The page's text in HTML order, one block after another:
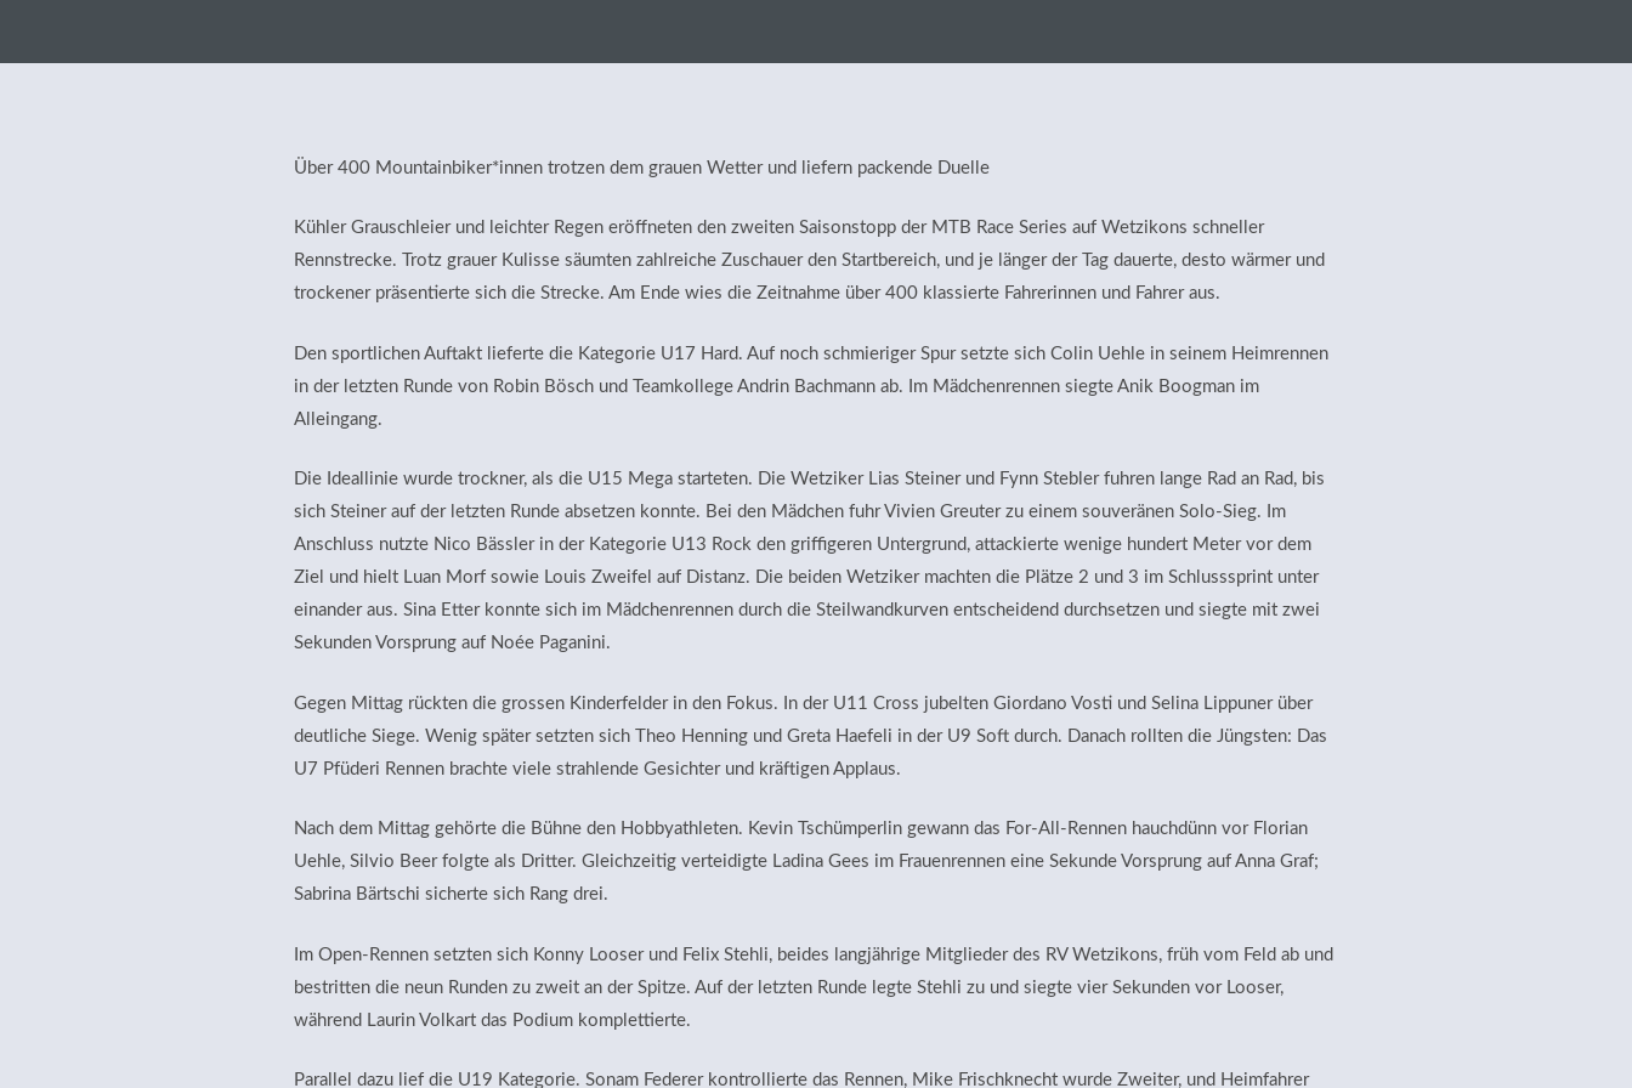
Über 400 Mountainbiker*innen trotzen dem grauen Wetter und liefern packende Duelle
Kühler Grauschleier und leichter Regen eröffneten den zweiten Saison­stopp der MTB Race Series auf Wetzikons schneller
Rennstrecke. Trotz grauer Kulisse säumten zahlreiche Zuschauer den Startbereich, und je länger der Tag dauerte, desto wärmer und
trockener präsentierte sich die Strecke. Am Ende wies die Zeitnahme über 400 klassierte Fahrerinnen und Fahrer aus.
Den sportlichen Auftakt lieferte die Kategorie U17 Hard. Auf noch schmieriger Spur setzte sich Colin Uehle in seinem Heimrennen
in der letzten Runde von Robin Bösch und Teamkollege Andrin Bachmann ab. Im Mädchenrennen siegte Anik Boogman im
Alleingang.
Die Ideallinie wurde trockner, als die U15 Mega starteten. Die Wetziker Lias Steiner und Fynn Stebler fuhren lange Rad an Rad, bis
sich Steiner auf der letzten Runde absetzen konnte. Bei den Mädchen fuhr Vivien Greuter zu einem souveränen Solo-Sieg. Im
Anschluss nutzte Nico Bässler in der Kategorie U13 Rock den griffigeren Untergrund, attackierte wenige hundert Meter vor dem
Ziel und hielt Luan Morf sowie Louis Zweifel auf Distanz. Die beiden Wetziker machten die Plätze 2 und 3 im Schlusssprint unter
einander aus. Sina Etter konnte sich im Mädchenrennen durch die Steilwandkurven entscheidend durchsetzen und siegte mit zwei
Sekunden Vorsprung auf Noée Paganini.
Gegen Mittag rückten die grossen Kinderfelder in den Fokus. In der U11 Cross jubelten Giordano Vosti und Selina Lippuner über
deutliche Siege. Wenig später setzten sich Theo Henning und Greta Haefeli in der U9 Soft durch. Danach rollten die Jüngsten: Das
U7 Pfüderi Rennen brachte viele strahlende Gesichter und kräftigen Applaus.
Nach dem Mittag gehörte die Bühne den Hobbyathleten. Kevin Tschümperlin gewann das For-All-Rennen hauchdünn vor Florian
Uehle, Silvio Beer folgte als Dritter. Gleichzeitig verteidigte Ladina Gees im Frauen­rennen eine Sekunde Vorsprung auf Anna Graf;
Sabrina Bärtschi sicherte sich Rang drei.
Im Open-Rennen setzten sich Konny Looser und Felix Stehli, beides langjährige Mitglieder des RV Wetzikons, früh vom Feld ab und
bestritten die neun Runden zu zweit an der Spitze. Auf der letzten Runde legte Stehli zu und siegte vier Sekunden vor Looser,
während Laurin Volkart das Podium komplettierte.
Parallel dazu lief die U19 Kategorie. Sonam Federer kontrollierte das Rennen, Mike Frischknecht wurde Zweiter, und Heimfahrer